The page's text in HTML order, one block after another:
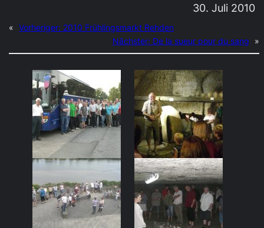
30. Juli 2010
« Vorheriger: 2010 Frühlingsmarkt Rehden
Nächster: De la sueur pour du sang »